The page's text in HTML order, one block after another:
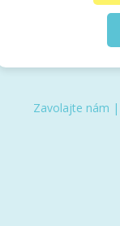
Zavolajte nám |